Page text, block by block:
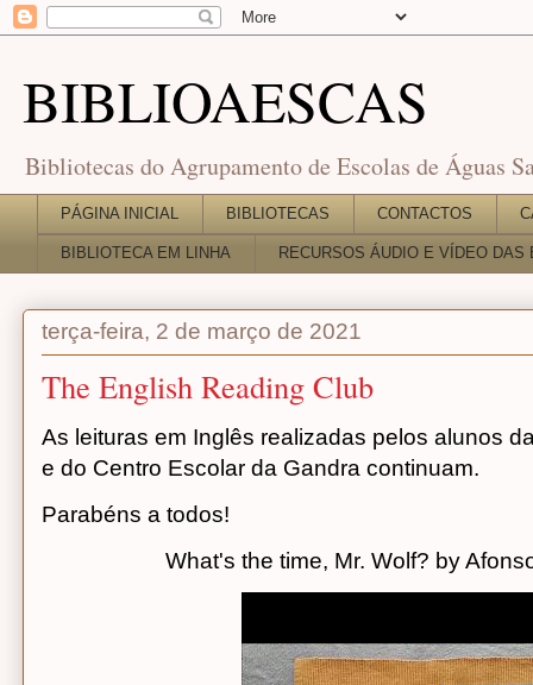
BIBLIOAESCAS
Bibliotecas do Agrupamento de Escolas de Águas
PÁGINA INICIAL BIBLIOTECAS CONTACTOS
BIBLIOTECA EM LINHA RECURSOS ÁUDIO E VÍDEO DAS
terça-feira, 2 de março de 2021
The English Reading Club
As leituras em Inglês realizadas pelos alunos
e do Centro Escolar da Gandra continuam.
Parabéns a todos!
What's the time, Mr. Wolf? by